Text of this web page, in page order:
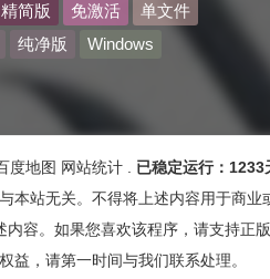
精简版 免激活
单文件
纯净版
Windows
度地图 网站统计. 已稳定运行：
站无关。不得将上述内容用于商业
容。如果您喜欢该程序，请支持正
益，请第一时间与我们联系处理。